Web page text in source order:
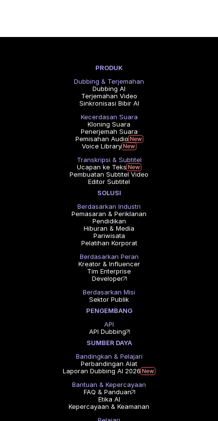
PRODUK
Dubbing & Terjemahan
Dubbing AI
Terjemahan Video
Sinkronisasi Bibir AI
Kecerdasan Suara
Kloning Suara
Penerjemah Suara
Pemisahan Audio
Voice Library
Transkripsi & Subtitel
Ucapan ke Teks
Pembuatan Subtitel Video
Editor Subtitel
SOLUSI
Berdasarkan Industri
Pemasaran & Periklanan
Pendidikan
Hiburan & Media
Pariwisata
Pelatihan Korporat
Berdasarkan Peran
Kreator & Influencer
Tim Enterprise
Developer
Berdasarkan Misi
Sektor Publik
PENGEMBANG
API
API Dubbing
SUMBER DAYA
Bandingkan & Pelajari
Perbandingan Alat
Laporan Dubbing AI 2026
Bantuan & Kepercayaan
FAQ & Panduan
Etika AI
Kepercayaan & Keamanan